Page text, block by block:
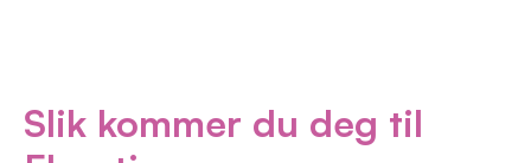
Slik kommer du deg til